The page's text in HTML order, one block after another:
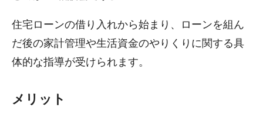
住宅ローンの借り入れから始まり、ローンを組ん
だ後の家計管理や生活資金のやりくりに関する具
体的な指導が受けられます。
メリット